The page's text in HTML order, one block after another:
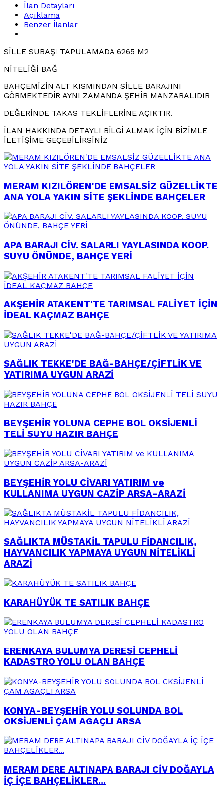
İlan Detayları
Açıklama
Benzer İlanlar
SİLLE SUBAŞI TAPULAMADA 6265 M2
NİTELİĞİ BAĞ
BAHÇEMİZİN ALT KISMINDAN SİLLE BARAJINI
GÖRMEKTEDİR AYNI ZAMANDA ŞEHİR MANZARALIDIR
DEĞERİNDE TAKAS TEKLİFLERİNE AÇIKTIR.
İLAN HAKKINDA DETAYLI BİLGİ ALMAK İÇİN BİZİMLE
İLETİŞİME GEÇEBİLİRSİNİZ
MERAM KIZILÖREN'DE EMSALSİZ GÜZELLİKTE
ANA YOLA YAKIN SİTE ŞEKLİNDE BAHÇELER
APA BARAJI CİV. SALARLI YAYLASINDA KOOP.
SUYU ÖNÜNDE, BAHÇE YERİ
AKŞEHİR ATAKENT'TE TARIMSAL FALİYET İÇİN
İDEAL KAÇMAZ BAHÇE
SAĞLIK TEKKE'DE BAĞ-BAHÇE/ÇİFTLİK VE
YATIRIMA UYGUN ARAZİ
BEYŞEHİR YOLUNA CEPHE BOL OKSİJENLİ
TELİ SUYU HAZIR BAHÇE
BEYŞEHİR YOLU CİVARI YATIRIM ve
KULLANIMA UYGUN CAZİP ARSA-ARAZİ
SAĞLIKTA MÜSTAKİL TAPULU FİDANCILIK,
HAYVANCILIK YAPMAYA UYGUN NİTELİKLİ
ARAZİ
KARAHÜYÜK TE SATILIK BAHÇE
ERENKAYA BULUMYA DERESİ CEPHELİ
KADASTRO YOLU OLAN BAHÇE
KONYA-BEYŞEHİR YOLU SOLUNDA BOL
OKSİJENLİ ÇAM AGAÇLI ARSA
MERAM DERE ALTINAPA BARAJI CİV DOĞAYLA
İÇ İÇE BAHÇELİKLER...